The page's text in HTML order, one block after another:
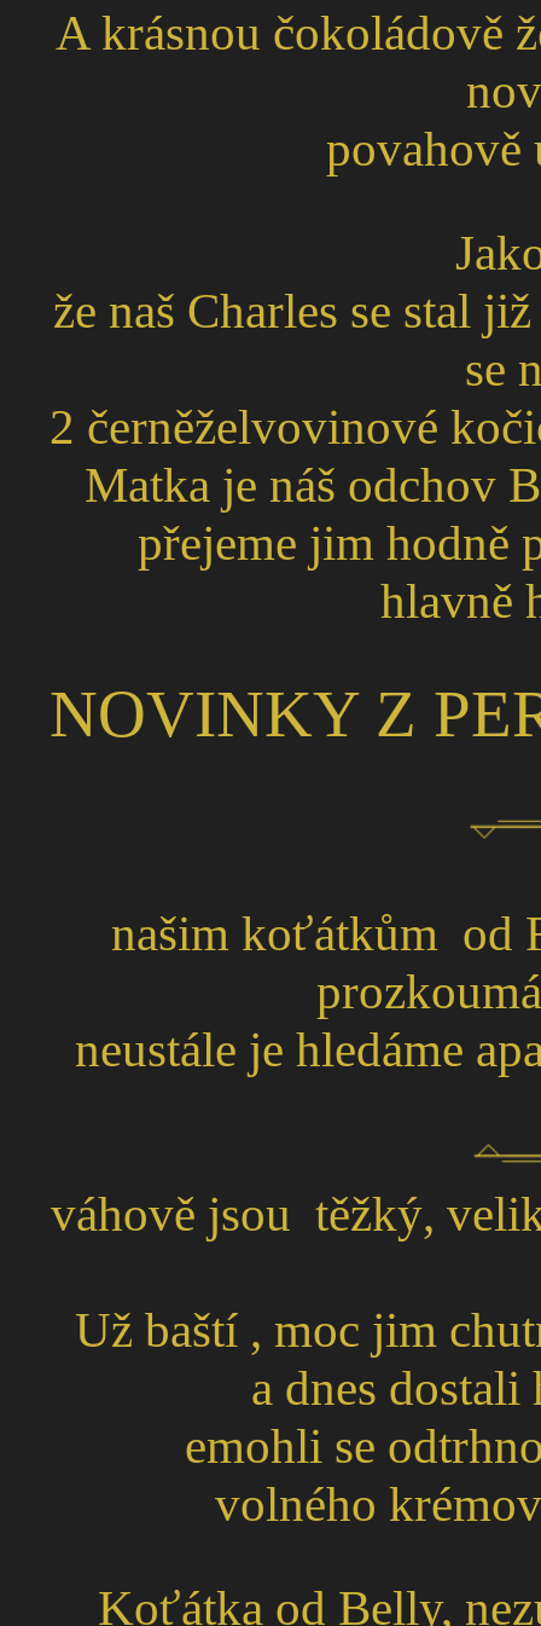
A krásnou čokoládově
povahově
že naš Charles se stal
se
2 černěželvovinové
Matka je náš odchov
přejeme jim hodně
hlavně
NOVINKY Z
našim koťátkům od
neustále je hledáme
váhově jsou těžký,
Už baští , moc jim
a dnes dostali
emohli se
volného
Koťátka od Belly,